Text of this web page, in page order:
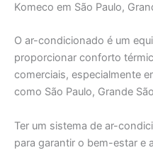
Komeco em São Paulo,
O ar-condicionado é um
proporcionar conforto
comerciais, especialmente
como São Paulo, Grande
Ter um sistema de ar-
para garantir o bem-estar e